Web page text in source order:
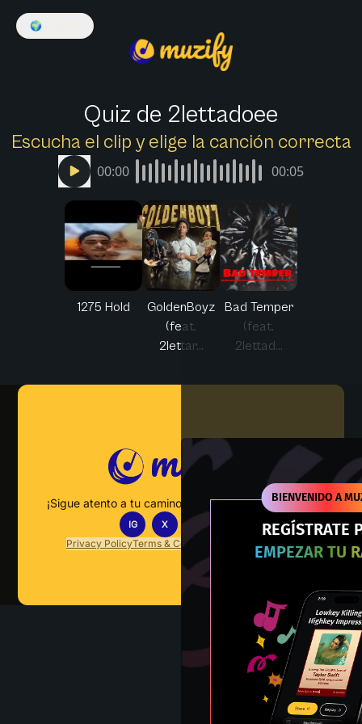
BIENVENIDO A
REGÍSTRATE
EMPEZAR TU
🌍
Quiz de 2lettadoee
Escucha el clip y elige la canción correcta
00:00 00:05
1275 Hold
GoldenBoyz
(feat.
2lettar...
Bad Temper
(feat.
2lettad...
¡Sigue atento a tu camino hacia el dominio musical!
IG X
Privacy PolicyTerms & Conditions